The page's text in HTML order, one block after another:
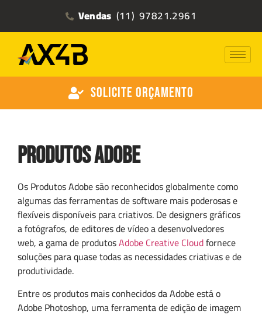
Vendas (11) 97821.2961
Solicite Orçamento
Produtos Adobe
Os Produtos Adobe são reconhecidos globalmente como
algumas das ferramentas de software mais poderosas e
flexíveis disponíveis para criativos. De designers gráficos
a fotógrafos, de editores de vídeo a desenvolvedores
web, a gama de produtosAdobe Creative Cloudfornece
soluções para quase todas as necessidades criativas e de
produtividade.
Entre os produtos mais conhecidos da Adobe está o
Adobe Photoshop, uma ferramenta de edição de imagem